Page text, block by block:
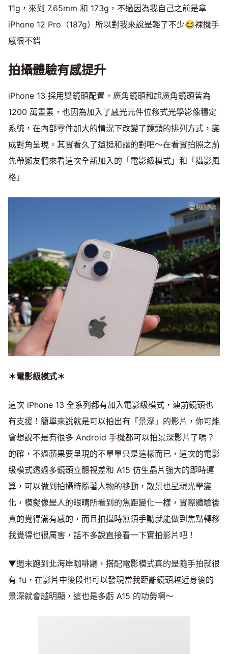
11g，來到 7.65mm 和 173g，不過因為我自己之前是拿
iPhone 12 Pro（187g）所以對我來說是輕了不少😂裸機手
感很不錯
拍攝體驗有感提升
iPhone 13 採用雙鏡頭配置，廣角鏡頭和超廣角鏡頭皆為
1200 萬畫素，也因為加入了感光元件位移式光學影像穩定
系統，在內部零件加大的情況下改變了鏡頭的排列方式，變
成對角呈現，其實看久了還挺和諧的對吧～在看實拍照之前
先帶獺友們來看這次全新加入的「電影級模式」和「攝影風
格」
＊電影級模式＊
這次 iPhone 13 全系列都有加入電影級模式，連前鏡頭也
有支援！簡單來說就是可以拍出有「景深」的影片，你可能
會想說不是有很多 Android 手機都可以拍景深影片了嗎？
的確，不過蘋果要呈現的不單單只是這樣而已，這次的電影
級模式透過多鏡頭立體視差和 A15 仿生晶片強大的即時運
算，可以做到拍攝時隨著人物的移動，散景也呈現光學變
化，模擬像是人的眼睛所看到的焦距變化一樣，實際體驗後
真的覺得滿有感的，而且拍攝時無須手動就能做到焦點轉移
我覺得也很厲害，話不多說直接看一下實拍影片吧！
▼週末跑到北海岸咖啡廳，搭配電影模式真的是隨手拍就很
有 fu，在影片中後段也可以發現當我距離鏡頭越近身後的
景深就會越明顯，這也是多虧 A15 的功勞啊～